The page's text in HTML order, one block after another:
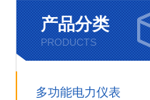
产品分类
PRODUCTS
多功能电力仪表